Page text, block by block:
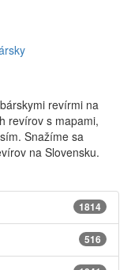
revírmi na
revírov s mapami,
Snažíme sa
na Slovensku.
1814
516